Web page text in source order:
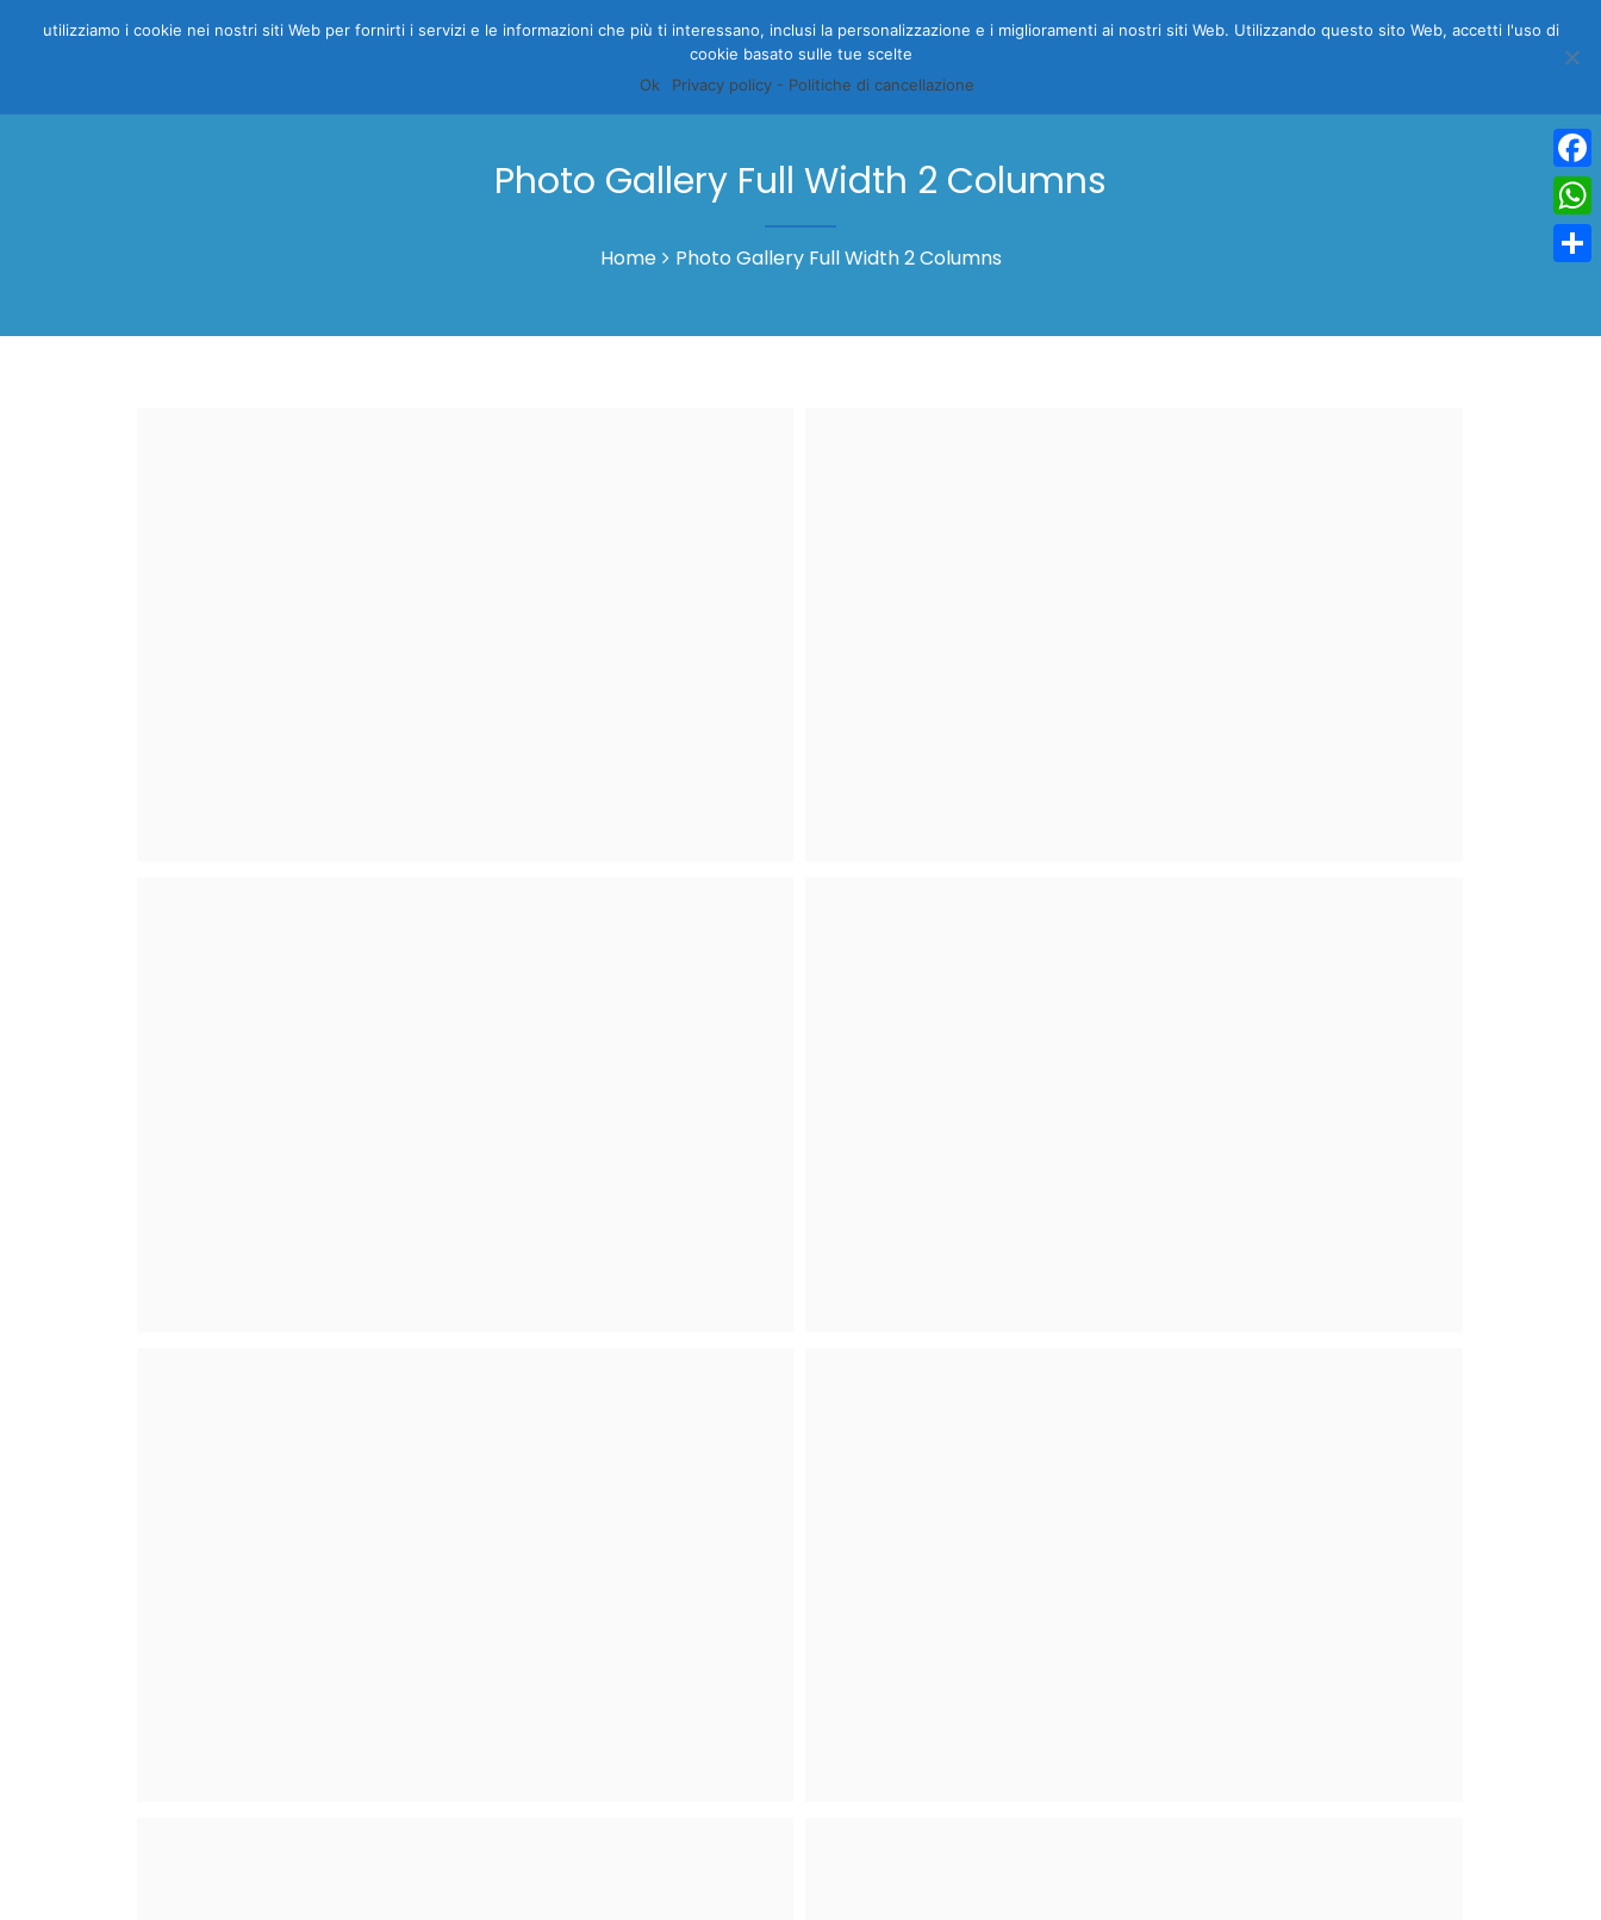
CAMERE GALLERY
Photo Gallery Full Width 2 Columns
Home Photo Gallery Full Width 2 Columns
utilizziamo i cookie nei nostri siti Web per fornirti i servizi e le informazioni che più ti interessano, inclusi la personalizzazione e i miglioramenti ai nostri siti Web. Utilizzando questo sito Web, accetti l'uso di
cookie basato sulle tue scelte
Ok
Privacy policy - Politiche di cancellazione